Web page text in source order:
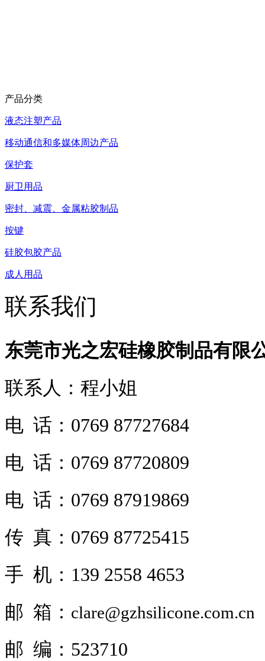
产品分类
液态注塑产品
移动通信和多媒体周边产品
保护套
厨卫用品
密封、减震、金属粘胶制品
按键
硅胶包胶产品
成人用品
联系我们
东莞市光之宏硅橡胶制品有限
联系人：程小姐
电 话：0769 87727684
电 话：0769 87720809
电 话：0769 87919869
传 真：0769 87725415
手 机：139 2558 4653
邮 箱： clare@gzhsilicone.com.cn
邮 编：523710